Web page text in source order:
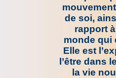
de soi,
rapport
monde qui
Elle est
l’être dans
la vie